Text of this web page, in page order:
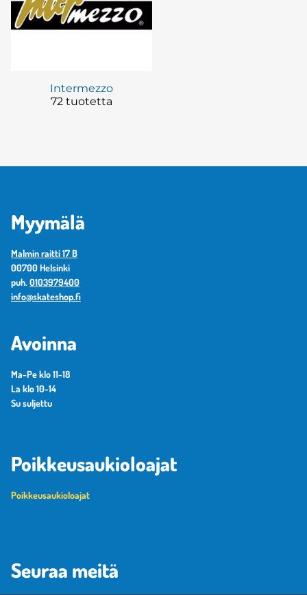
Intermezzo
72 tuotetta
Myymälä
Malmin raitti 17 B
00700 Helsinki
puh. 0103979400
info@skateshop.fi
Avoinna
Ma-Pe klo 11-18
La klo 10-14
Su suljettu
Poikkeusaukioloajat
Poikkeusaukioloajat
Seuraa meitä